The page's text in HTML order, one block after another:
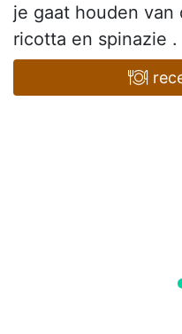
je gaat houden van
ricotta en spinazie